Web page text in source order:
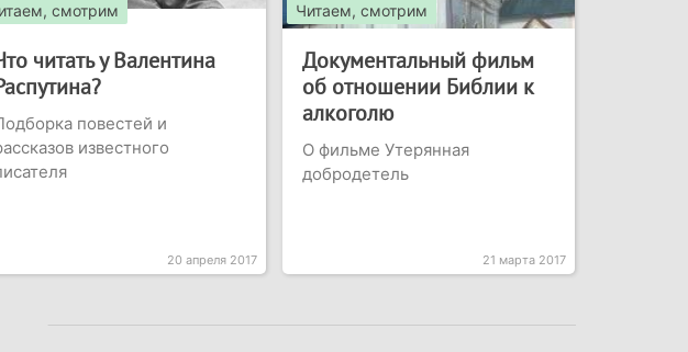
смотрим
читать у Валентина
повестей и
известного
20 апреля 2017
Читаем, смотрим
Документальный фильм
об отношении Библии к
алкоголю
О фильме Утерянная
добродетель
21 марта 2017